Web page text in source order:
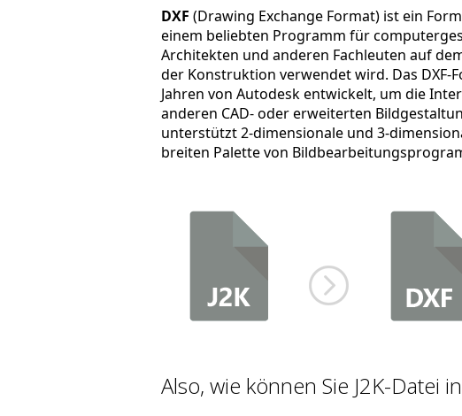
DXF (Drawing Exchange Format) ist ein
einem beliebten Programm für
Architekten und anderen Fachleuten auf
der Konstruktion verwendet wird. Das DXF-
Jahren von Autodesk entwickelt, um die
anderen CAD- oder erweiterten
unterstützt 2-dimensionale und 3-
breiten Palette von
Also, wie können Sie J2K-Datei